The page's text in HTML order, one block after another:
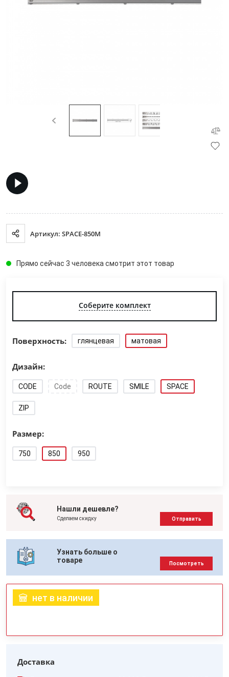
Артикул: SPACE-850M
Прямо сейчас 3 человека смотрит этот товар
Соберите комплект
Поверхность: глянцевая матовая
Дизайн:
CODE Code ROUTE SMILE SPACE
ZIP
Размер:
750 850 950
Нашли дешевле?
Сделаем скидку Отправить
Узнать больше о
товаре
Посмотреть
нет в наличии
Доставка